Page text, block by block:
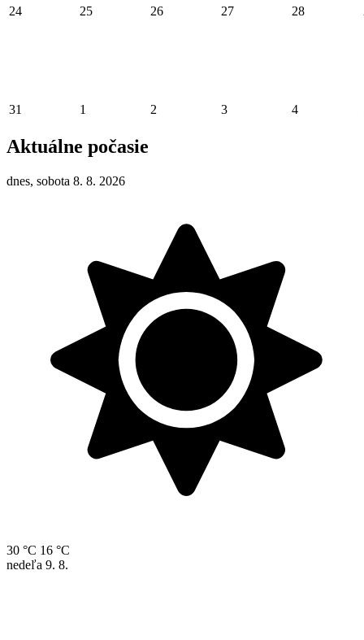
24 25 26 27 28
31 1 2 3 4
Aktuálne počasie
dnes, sobota 8. 8. 2026
30 °C 16 °C
nedeľa 9. 8.